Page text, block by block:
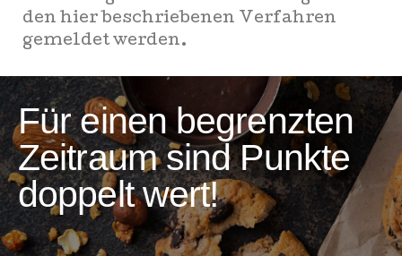
den hier beschriebenen Verfahren
gemeldet werden.
Für einen begrenzten
Zeitraum sind Punkte
doppelt wert!